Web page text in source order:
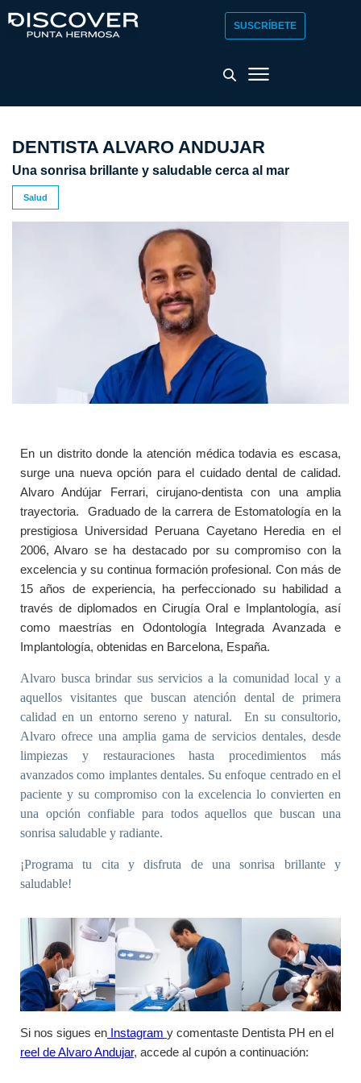
SUSCRÍBETE
DENTISTA ALVARO ANDUJAR
Una sonrisa brillante y saludable cerca al mar
Salud
En un distrito donde la atención médica todavia es escasa,
surge una nueva opción para el cuidado dental de calidad.
Alvaro Andújar Ferrari, cirujano-dentista con una amplia
trayectoria. Graduado de la carrera de Estomatología en la
prestigiosa Universidad Peruana Cayetano Heredia en el
2006, Alvaro se ha destacado por su compromiso con la
excelencia y su continua formación profesional. Con más de
15 años de experiencia, ha perfeccionado su habilidad a
través de diplomados en Cirugía Oral e Implantología, así
como maestrías en Odontología Integrada Avanzada e
Implantología, obtenidas en Barcelona, España.
Alvaro busca brindar sus servicios a la comunidad local y a
aquellos visitantes que buscan atención dental de primera
calidad en un entorno sereno y natural. En su consultorio,
Alvaro ofrece una amplia gama de servicios dentales, desde
limpiezas y restauraciones hasta procedimientos más
avanzados como implantes dentales. Su enfoque centrado en el
paciente y su compromiso con la excelencia lo convierten en
una opción confiable para todos aquellos que buscan una
sonrisa saludable y radiante.
¡Programa tu cita y disfruta de una sonrisa brillante y
saludable!
Si nos sigues en Instagram y comentaste Dentista PH en el
reel de Alvaro Andujar, accede al cupón a continuación: